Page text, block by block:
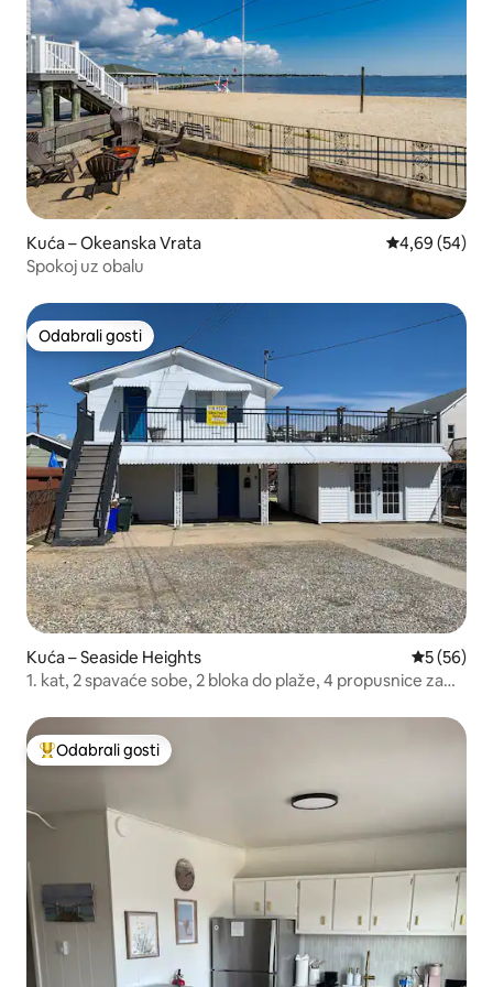
Kuća – Okeanska Vrata Prosječna
4,69 (54)
Spokoj uz obalu
Odabrali gosti
Odabrali gosti
Kuća – Seaside Heights Prosječna
5 (56)
1. kat, 2 spavaće sobe, 2 bloka do plaže, 4 propusnice za
Među najviše rangiranima s oznakom „Odabrali gosti”
Odabrali gosti